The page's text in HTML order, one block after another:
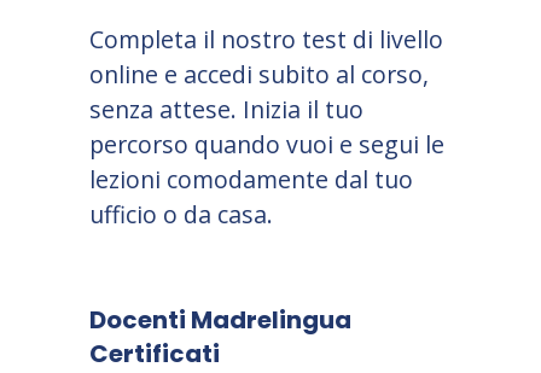
Completa il nostro test di livello
online e accedi subito al corso,
senza attese. Inizia il tuo
percorso quando vuoi e segui le
lezioni comodamente dal tuo
ufficio o da casa.
Docenti Madrelingua
Certificati